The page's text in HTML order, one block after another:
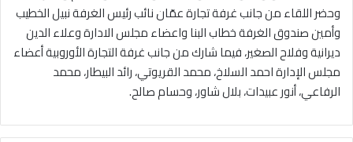
وحضر اللقاء من جانب غرفة تجارة عمّان نائب رئيس الغرفة نبيل الخطيب
وأمين صندوق الغرفة خطاب البنا واعضاء مجلس الادارة وعلاء الدين
ديرانية وفلاح الصغير، فيما شارك من جانب غرفة التجارة الأوروبية أعضاء
مجلس الإدارة احمد السلاخ، محمد القريوتي، رائد البيطار، محمد
الرفاعي، أنور عبيدات، بلال شاور، وحسام صالح.